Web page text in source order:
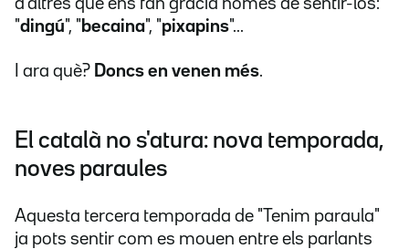
d'altres que ens fan gràcia només de sentir-los:
"dingú", " becaina", "pixapins"...
I ara què? Doncs en venen més.
El català no s'atura: nova temporada,
noves paraules
Aquesta tercera temporada de "Tenim paraula"
ja pots sentir com es mouen entre els parlants